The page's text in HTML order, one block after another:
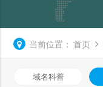
当前位置： 首页
域名科普